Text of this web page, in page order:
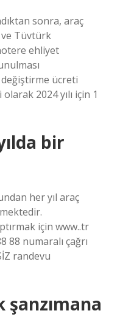
sonra, araç
Tüvtürk
ehliyet
ücreti
2024 yılı için 1
bir
her yıl araç
için www..tr
88 numaralı çağrı
randevu
şanzımana